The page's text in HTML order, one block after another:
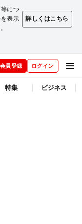
につ
表示
詳しくはこちら
員登録 ログイン
特集 ビジネス